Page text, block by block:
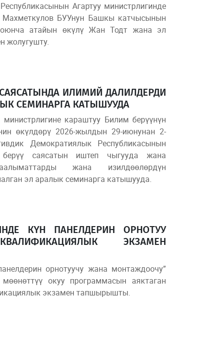
Агартуу министрлигинде
Махметкулов БУУнун Башкы катчысынын
атайын өкүлү Жан Тодт жана эл
жолугушту.
ИЛИМИЙ ДАЛИЛДЕРДИ
СЕМИНАРГА КАТЫШУУДА
караштуу Билим берүүнүн
өкүлдөрү 2026-жылдын 29-июнунан 2-
Демократиялык Республикасынын
саясатын иштеп чыгууда жана
жана изилдөөлөрдүн
эл аралык семинарга катышууда.
КҮН ПАНЕЛДЕРИН ОРНОТУУ
ЭКЗАМЕН
орнотуучу жана монтаждоочу”
окуу программасын аяктаган
экзамен тапшырышты.